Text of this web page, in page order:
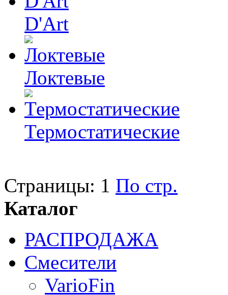
D'Art
Локтевые
Термостатические
Страницы: 1 По стр.
Каталог
РАСПРОДАЖА
Смесители
VarioFin